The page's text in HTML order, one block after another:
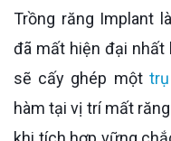
Trồng răng Implant là phương pháp phục hình răng
đã mất hiện đại nhất
sẽ cấy ghép một
hàm tại vị trí mất